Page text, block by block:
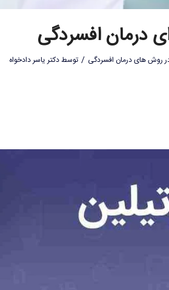
درمان افسردگی
روش های درمان افسردگی / توسطدکتر یاسر دادخواه